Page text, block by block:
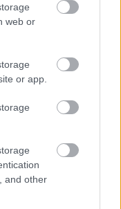
web or
or app.
and other
kultusz, grat. :)
a nagyon
hogy